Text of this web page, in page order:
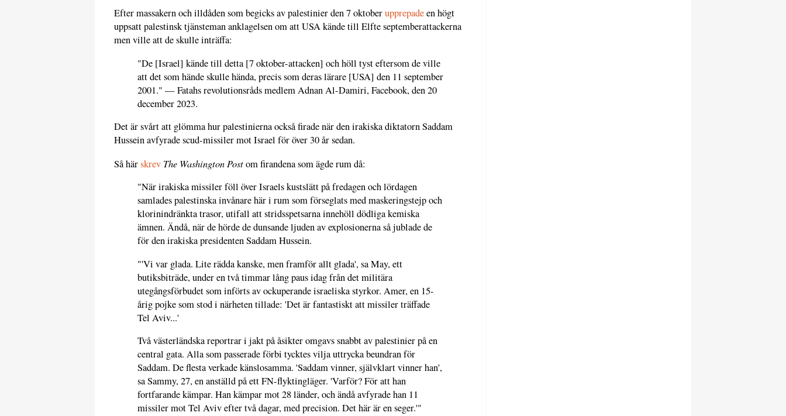
Efter massakern och illdåden som begicks av palestinier den 7 oktoberupprepadeen högt
uppsatt palestinsk tjänsteman anklagelsen om att USA kände till Elfte septemberattackerna
men ville att de skulle inträffa:
"De [Israel] kände till detta [7 oktober-attacken] och höll tyst eftersom de ville
att det som hände skulle hända, precis som deras lärare [USA] den 11 september
2001." — Fatahs revolutionsråds medlem Adnan Al-Damiri, Facebook, den 20
december 2023.
Det är svårt att glömma hur palestinierna också firade när den irakiska diktatorn Saddam
Hussein avfyrade scud-missiler mot Israel för över 30 år sedan.
Så härskrev The Washington Postom firandena som ägde rum då:
"När irakiska missiler föll över Israels kustslätt på fredagen och lördagen
samlades palestinska invånare här i rum som förseglats med maskeringstejp och
klorinindränkta trasor, utifall att stridsspetsarna innehöll dödliga kemiska
ämnen. Ändå, när de hörde de dunsande ljuden av explosionerna så jublade de
för den irakiska presidenten Saddam Hussein.
"'Vi var glada. Lite rädda kanske, men framför allt glada', sa May, ett
butiksbiträde, under en två timmar lång paus idag från det militära
utegångsförbudet som införts av ockuperande israeliska styrkor. Amer, en 15-
årig pojke som stod i närheten tillade: 'Det är fantastiskt att missiler träffade
Tel Aviv...'
Två västerländska reportrar i jakt på åsikter omgavs snabbt av palestinier på en
central gata. Alla som passerade förbi tycktes vilja uttrycka beundran för
Saddam. De flesta verkade känslosamma. 'Saddam vinner, självklart vinner han',
sa Sammy, 27, en anställd på ett FN-flyktingläger. 'Varför? För att han
fortfarande kämpar. Han kämpar mot 28 länder, och ändå avfyrade han 11
missiler mot Tel Aviv efter två dagar, med precision. Det här är en seger.'"